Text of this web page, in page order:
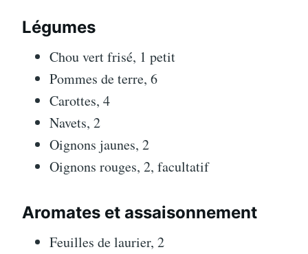
Légumes
Chou vert frisé, 1 petit
Pommes de terre, 6
Carottes, 4
Navets, 2
Oignons jaunes, 2
Oignons rouges, 2, facultatif
Aromates et assaisonnement
Feuilles de laurier, 2